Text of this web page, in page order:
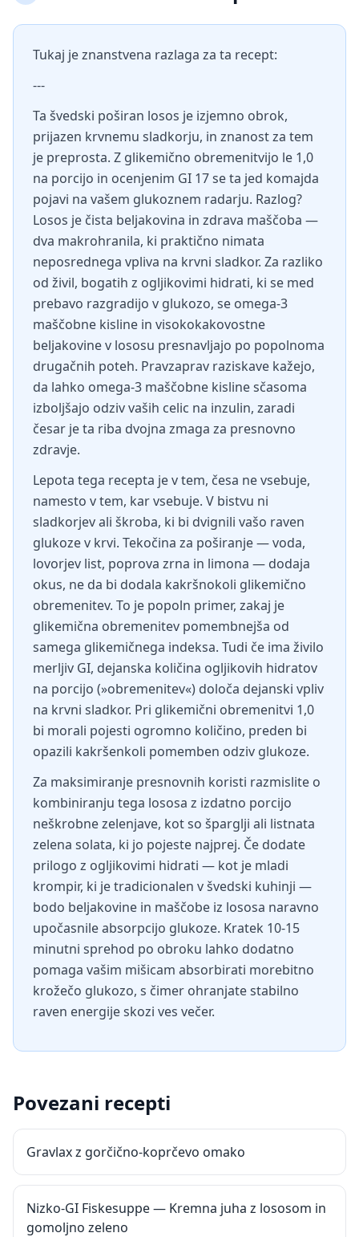
Tukaj je znanstvena razlaga za ta recept:
---
Ta švedski poširan losos je izjemno obrok,
prijazen krvnemu sladkorju, in znanost za tem
je preprosta. Z glikemično obremenitvijo le 1,0
na porcijo in ocenjenim GI 17 se ta jed komajda
pojavi na vašem glukoznem radarju. Razlog?
Losos je čista beljakovina in zdrava maščoba —
dva makrohranila, ki praktično nimata
neposrednega vpliva na krvni sladkor. Za razliko
od živil, bogatih z ogljikovimi hidrati, ki se med
prebavo razgradijo v glukozo, se omega-3
maščobne kisline in visokokakovostne
beljakovine v lososu presnavljajo po popolnoma
drugačnih poteh. Pravzaprav raziskave kažejo,
da lahko omega-3 maščobne kisline sčasoma
izboljšajo odziv vaših celic na inzulin, zaradi
česar je ta riba dvojna zmaga za presnovno
zdravje.
Lepota tega recepta je v tem, česa ne vsebuje,
namesto v tem, kar vsebuje. V bistvu ni
sladkorjev ali škroba, ki bi dvignili vašo raven
glukoze v krvi. Tekočina za poširanje — voda,
lovorjev list, poprova zrna in limona — dodaja
okus, ne da bi dodala kakršnokoli glikemično
obremenitev. To je popoln primer, zakaj je
glikemična obremenitev pomembnejša od
samega glikemičnega indeksa. Tudi če ima živilo
merljiv GI, dejanska količina ogljikovih hidratov
na porcijo (»obremenitev«) določa dejanski vpliv
na krvni sladkor. Pri glikemični obremenitvi 1,0
bi morali pojesti ogromno količino, preden bi
opazili kakršenkoli pomemben odziv glukoze.
Za maksimiranje presnovnih koristi razmislite o
kombiniranju tega lososa z izdatno porcijo
neškrobne zelenjave, kot so šparglji ali listnata
zelena solata, ki jo pojeste najprej. Če dodate
prilogo z ogljikovimi hidrati — kot je mladi
krompir, ki je tradicionalen v švedski kuhinji —
bodo beljakovine in maščobe iz lososa naravno
upočasnile absorpcijo glukoze. Kratek 10-15
minutni sprehod po obroku lahko dodatno
pomaga vašim mišicam absorbirati morebitno
krožečo glukozo, s čimer ohranjate stabilno
raven energije skozi ves večer.
Povezani recepti
Gravlax z gorčično-koprčevo omako
Nizko-GI Fiskesuppe — Kremna juha z lososom in
gomoljno zeleno